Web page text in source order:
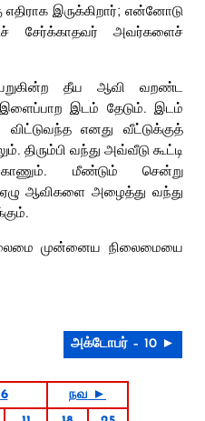
இருக்கிறார்; என்னோடு
சேர்க்காதவர் அவர்களைச்
தீய ஆவி வறண்ட
இளைப்பாற இடம் தேடும். இடம்
விட்டுவந்த எனது வீட்டுக்குத்
திரும்பி வந்து அவ்வீடு கூட்டி
காணும். மீண்டும் சென்று
ஆவிகளை அழைத்து வந்து
முன்னைய நிலைமையை
அக்டோபர் – 10 ►
நவ ►